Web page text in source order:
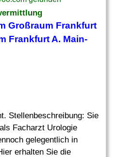
Großraum Frankfurt
Frankfurt A. Main-
Stellenbeschreibung: Sie
Facharzt Urologie
gelegentlich in
erhalten Sie die